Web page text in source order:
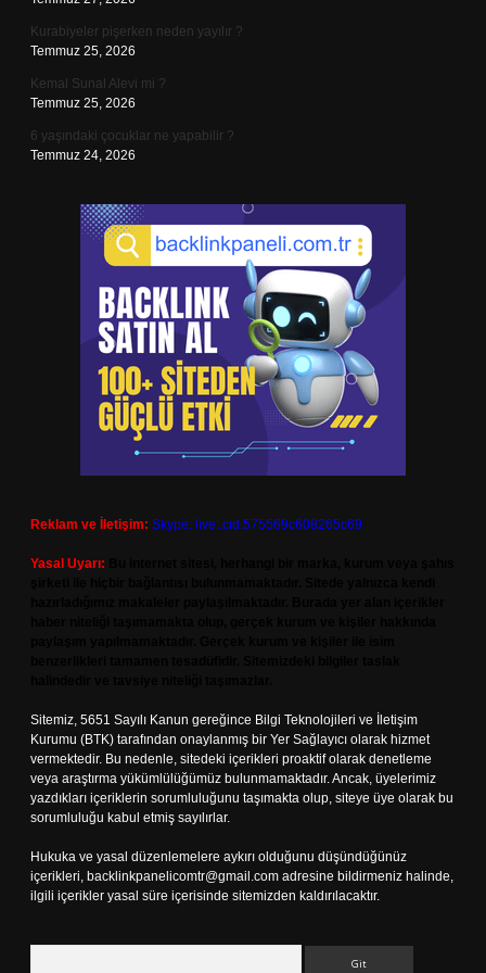
Kurabiyeler pişerken neden yayılır ?
Temmuz 25, 2026
Kemal Sunal Alevi mi ?
Temmuz 25, 2026
6 yaşındaki çocuklar ne yapabilir ?
Temmuz 24, 2026
Reklam ve İletişim: Skype: live:.cid.575569c608265c69
Yasal Uyarı:
Sitemiz, 5651 Sayılı Kanun gereğince Bilgi Teknolojileri ve İletişim
Kurumu (BTK) tarafından onaylanmış bir Yer Sağlayıcı olarak hizmet
vermektedir. Bu nedenle, sitedeki içerikleri proaktif olarak denetleme
veya araştırma yükümlülüğümüz bulunmamaktadır. Ancak, üyelerimiz
yazdıkları içeriklerin sorumluluğunu taşımakta olup, siteye üye olarak bu
sorumluluğu kabul etmiş sayılırlar.
Hukuka ve yasal düzenlemelere aykırı olduğunu düşündüğünüz
içerikleri, backlinkpanelicomtr@gmail.com adresine bildirmeniz halinde,
ilgili içerikler yasal süre içerisinde sitemizden kaldırılacaktır.